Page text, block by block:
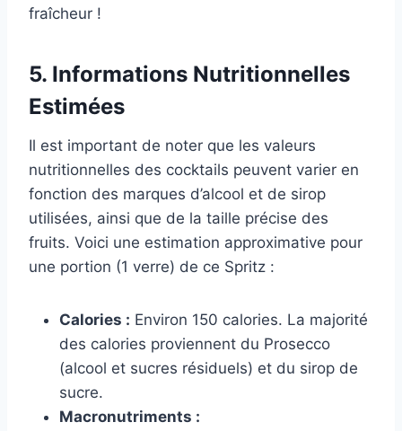
fraîcheur !
5. Informations Nutritionnelles
Estimées
Il est important de noter que les valeurs
nutritionnelles des cocktails peuvent varier en
fonction des marques d’alcool et de sirop
utilisées, ainsi que de la taille précise des
fruits. Voici une estimation approximative pour
une portion (1 verre) de ce Spritz :
Calories : Environ 150 calories. La majorité
des calories proviennent du Prosecco
(alcool et sucres résiduels) et du sirop de
sucre.
Macronutriments :